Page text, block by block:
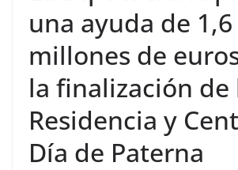
una ayuda de 1,6
millones de
la finalización de
Residencia y
Día de Paterna